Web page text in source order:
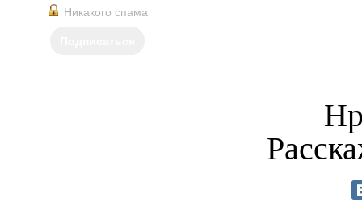
Никакого спама